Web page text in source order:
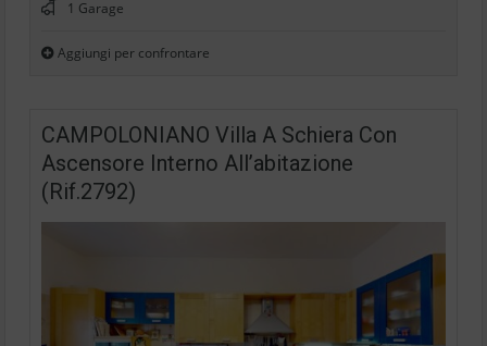
1 Garage
Aggiungi per confrontare
CAMPOLONIANO Villa A Schiera Con
Ascensore Interno All’abitazione
(Rif.2792)